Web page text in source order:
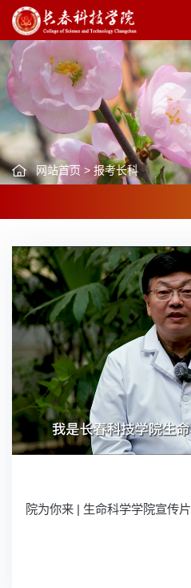
网站首页 >报考长科
院为你来 | 生命科学学院宣传片